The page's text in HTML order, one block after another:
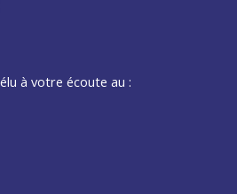
à votre écoute au :